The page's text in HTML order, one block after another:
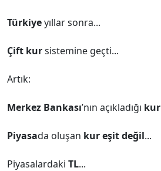
Türkiyeyıllar sonra...
Çift kursistemine geçti...
Artık:
Merkez Bankası’nın açıkladığı kur
Piyasada oluşan kur eşit değil...
Piyasalardaki TL...